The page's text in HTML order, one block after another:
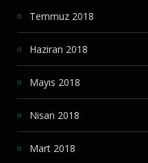
Temmuz 2018
Haziran 2018
Mayıs 2018
Nisan 2018
Mart 2018